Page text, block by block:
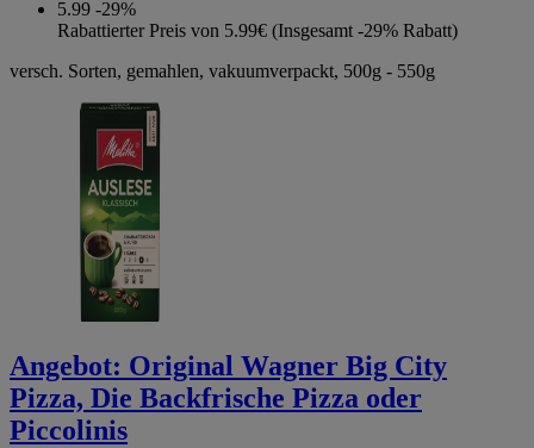
5.99 -29%
Rabattierter Preis von 5.99€ (Insgesamt -29% Rabatt)
versch. Sorten, gemahlen, vakuumverpackt, 500g - 550g
Angebot: Original Wagner Big City
Pizza, Die Backfrische Pizza oder
Piccolinis